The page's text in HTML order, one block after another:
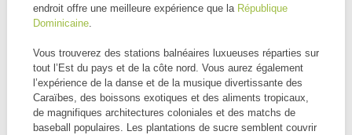
endroit offre une meilleure expérience que la République
Dominicaine.
Vous trouverez des stations balnéaires luxueuses réparties sur
tout l’Est du pays et de la côte nord. Vous aurez également
l’expérience de la danse et de la musique divertissante des
Caraïbes, des boissons exotiques et des aliments tropicaux,
de magnifiques architectures coloniales et des matchs de
baseball populaires. Les plantations de sucre semblent couvrir